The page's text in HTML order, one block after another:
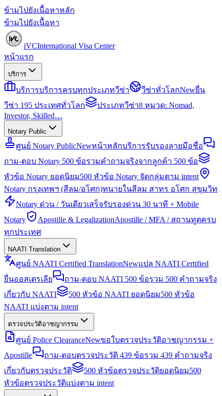
ข้ามไปยังเนื้อหาหลัก
ข้ามไปยังเนื้อหา
iVCInternational Visa Center
หน้าแรก
บริการ
บริการบริการครบทุกประเภทวีซ่า วีซ่าทั่วโลกNewยื่น
วีซ่า 195 ประเทศทั่วโลก
ประเภทวีซ่า8 หมวด: Nomad,
Investor, Skilled…
Notary Public
ศูนย์ Notary PublicNewหน้าหลักบริการรับรองลายมือชื่อ
ถาม-ตอบ Notary 500 ข้อรวมคำถามจริงจากลูกค้า 500 ข้อ
หัวข้อ Notary ยอดนิยม500 หัวข้อ Notary จัดกลุ่มตาม intent
Notary กรุงเทพฯ (สีลม/อโศก)ทนายในสีลม สาทร อโศก สุขุมวิท
Notary ด่วน / วันเดียวเสร็จรับรองด่วน 30 นาที + Mobile
Notary
Apostille & LegalizationApostille / MFA / สถานทูตครบ
ทุกประเทศ
NAATI Translation
ศูนย์ NAATI Certified TranslationNewแปล NAATI Certified
ยื่นออสเตรเลีย
ถาม-ตอบ NAATI 500 ข้อรวม 500 คำถามจริง
เกี่ยวกับ NAATI
500 หัวข้อ NAATI ยอดนิยม500 หัวข้อ
NAATI แบ่งตาม intent
ตรวจประวัติอาชญากรรม
ศูนย์ Police ClearanceNewขอใบตรวจประวัติอาชญากรรม +
Apostille
ถาม-ตอบตรวจประวัติ 439 ข้อรวม 439 คำถามจริง
เกี่ยวกับตรวจประวัติ
500 หัวข้อตรวจประวัติยอดนิยม500
หัวข้อตรวจประวัติแบ่งตาม intent